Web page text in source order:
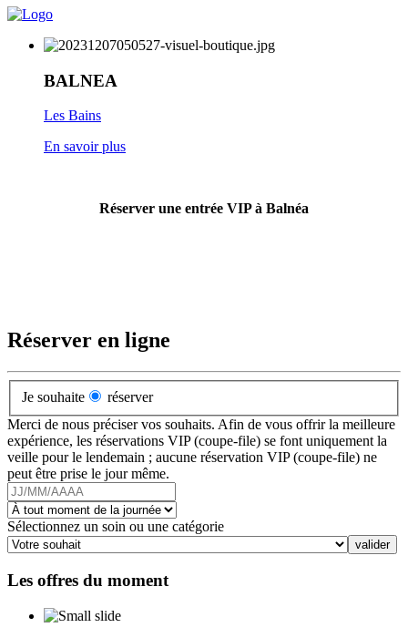
BALNEA
Les Bains
En savoir plus
Réserver une entrée VIP à Balnéa
Réserver en ligne
Je souhaite
réserver
Merci de nous préciser vos souhaits. Afin de vous offrir la meilleure
expérience, les réservations VIP (coupe-file) se font uniquement la
veille pour le lendemain ; aucune réservation VIP (coupe-file) ne
peut être prise le jour même.
Sélectionnez un soin ou une catégorie
Les offres du moment